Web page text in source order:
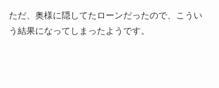
ただ、奥様に隠してたローンだったので、こうい
う結果になってしまったようです。